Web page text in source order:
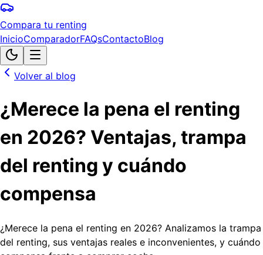
Compara tu renting
InicioComparadorFAQsContactoBlog
Volver al blog
¿Merece la pena el renting
en 2026? Ventajas, trampa
del renting y cuándo
compensa
¿Merece la pena el renting en 2026? Analizamos la trampa
del renting, sus ventajas reales e inconvenientes, y cuándo